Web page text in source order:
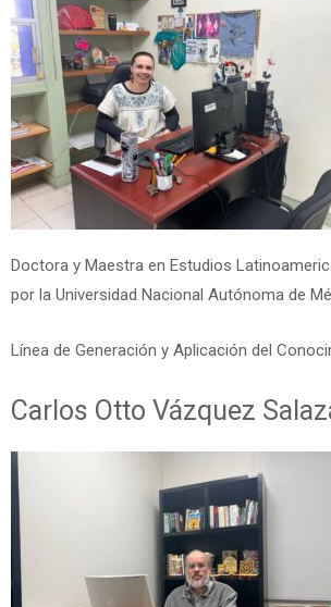
Doctora y Maestra en Estudios
por la Universidad Nacional Autónoma de
Línea de Generación y Aplicación del
Carlos Otto Vázquez